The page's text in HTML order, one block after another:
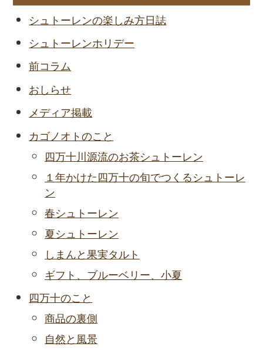
シュトーレンの楽しみ方日誌
シュトーレンホリデー
前コラム
おしらせ
メディア掲載
カゴノオトのこと
四万十川源流のお茶シュトーレン
１年かけた四万十の旬でつくるシュトーレ
ン
春シュトーレン
夏シュトーレン
しまんと果実タルト
ギフト、ブルーベリー、小夏
四万十のこと
商品の裏側
自然と風景